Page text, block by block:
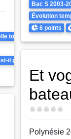
Bac S 2003-
Évolution
Points
6 points
toujours rapide ?
il prévisible ? Peut-il
Et
Difficulté
Polynésie